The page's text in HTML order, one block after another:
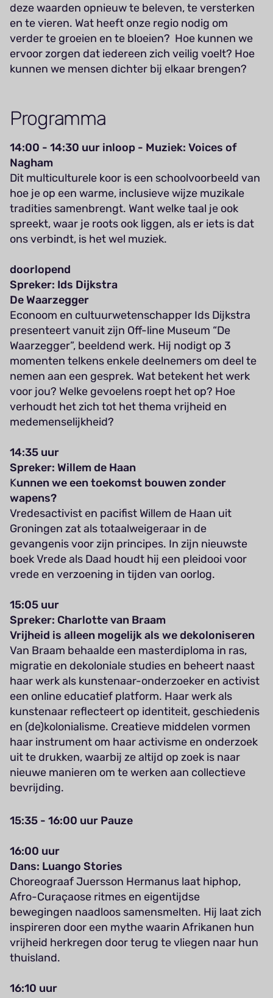
deze waarden opnieuw te beleven, te versterken
en te vieren. Wat heeft onze regio nodig om
verder te groeien en te bloeien? Hoe kunnen we
ervoor zorgen dat iedereen zich veilig voelt? Hoe
kunnen we mensen dichter bij elkaar brengen?
Programma
14:00 - 14:30 uur inloop - Muziek: Voices of
Nagham
Dit multiculturele koor is een schoolvoorbeeld van
hoe je op een warme, inclusieve wijze muzikale
tradities samenbrengt. Want welke taal je ook
spreekt, waar je roots ook liggen, als er iets is dat
ons verbindt, is het wel muziek.
doorlopend
Spreker: Ids Dijkstra
De Waarzegger
Econoom en cultuurwetenschapper Ids Dijkstra
presenteert vanuit zijn Off-line Museum “De
Waarzegger”, beeldend werk. Hij nodigt op 3
momenten telkens enkele deelnemers om deel te
nemen aan een gesprek. Wat betekent het werk
voor jou? Welke gevoelens roept het op? Hoe
verhoudt het zich tot het thema vrijheid en
medemenselijkheid?
14:35 uur
Spreker: Willem de Haan
Kunnen we een toekomst bouwen zonder
wapens?
Vredesactivist en pacifist Willem de Haan uit
Groningen zat als totaalweigeraar in de
gevangenis voor zijn principes. In zijn nieuwste
boek Vrede als Daad houdt hij een pleidooi voor
vrede en verzoening in tijden van oorlog.
15:05 uur
Spreker: Charlotte van Braam
Vrijheid is alleen mogelijk als we dekoloniseren
Van Braam behaalde een masterdiploma in ras,
migratie en dekoloniale studies en beheert naast
haar werk als kunstenaar-onderzoeker en activist
een online educatief platform. Haar werk als
kunstenaar reflecteert op identiteit, geschiedenis
en (de)kolonialisme. Creatieve middelen vormen
haar instrument om haar activisme en onderzoek
uit te drukken, waarbij ze altijd op zoek is naar
nieuwe manieren om te werken aan collectieve
bevrijding.
15:35 - 16:00 uur Pauze
16:00 uur
Dans: Luango Stories
Choreograaf Juersson Hermanus laat hiphop,
Afro-Curaçaose ritmes en eigentijdse
bewegingen naadloos samensmelten. Hij laat zich
inspireren door een mythe waarin Afrikanen hun
vrijheid herkregen door terug te vliegen naar hun
thuisland.
16:10 uur